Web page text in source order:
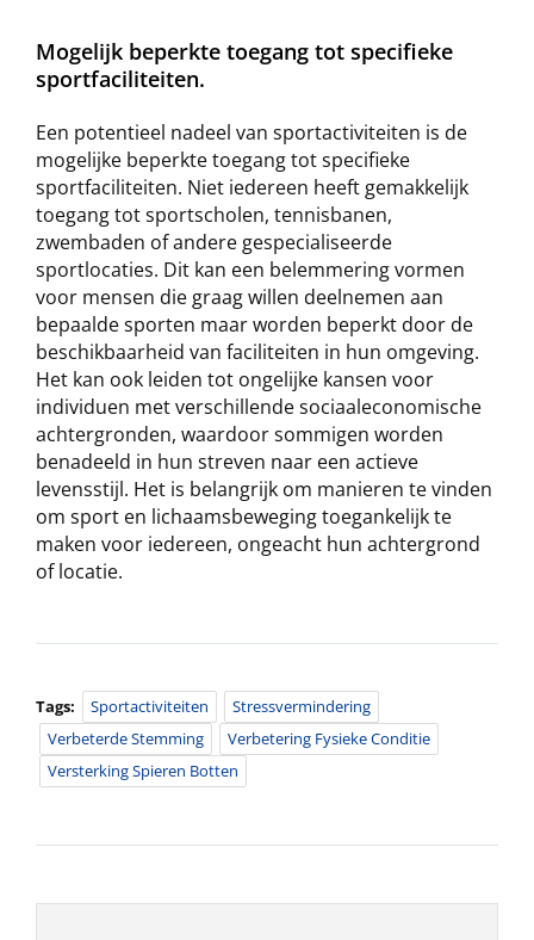
Mogelijk beperkte toegang tot specifieke
sportfaciliteiten.
Een potentieel nadeel van sportactiviteiten is de
mogelijke beperkte toegang tot specifieke
sportfaciliteiten. Niet iedereen heeft gemakkelijk
toegang tot sportscholen, tennisbanen,
zwembaden of andere gespecialiseerde
sportlocaties. Dit kan een belemmering vormen
voor mensen die graag willen deelnemen aan
bepaalde sporten maar worden beperkt door de
beschikbaarheid van faciliteiten in hun omgeving.
Het kan ook leiden tot ongelijke kansen voor
individuen met verschillende sociaaleconomische
achtergronden, waardoor sommigen worden
benadeeld in hun streven naar een actieve
levensstijl. Het is belangrijk om manieren te vinden
om sport en lichaamsbeweging toegankelijk te
maken voor iedereen, ongeacht hun achtergrond
of locatie.
Tags: Sportactiviteiten
Stressvermindering
Verbeterde Stemming
Verbetering Fysieke Conditie
Versterking Spieren Botten